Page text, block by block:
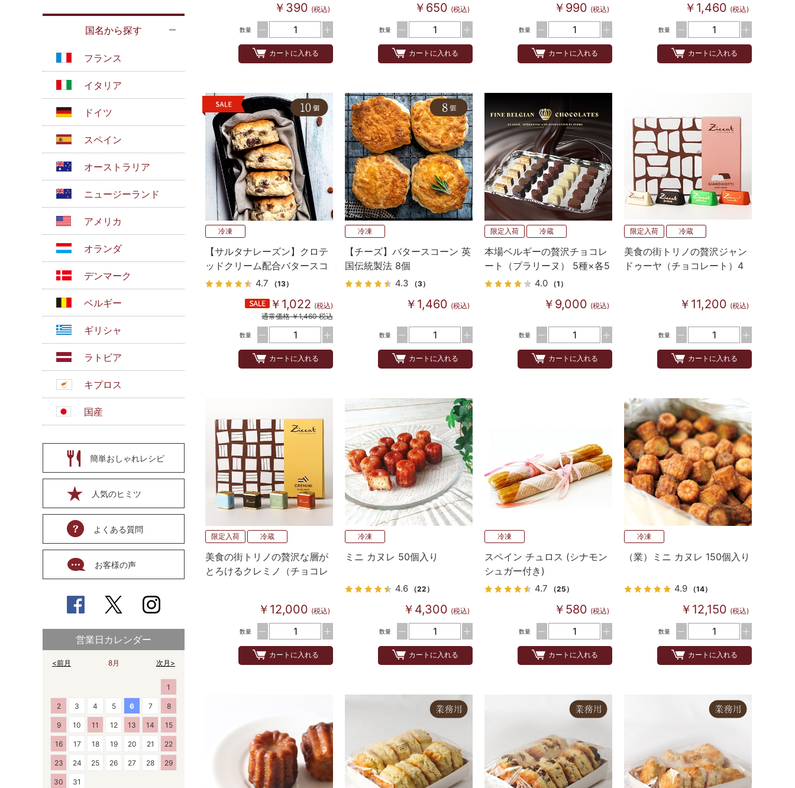
国名から探す
フランス
イタリア
ドイツ
スペイン
オーストラリア
ニュージーランド
アメリカ
オランダ
デンマーク
ベルギー
ギリシャ
ラトビア
キプロス
国産
簡単おしゃれレシピ
人気のヒミツ
よくある質問
お客様の声
営業日カレンダー
8月
<前月 次月>
1
2 3 4 5 6 7 8
9 10 11 12 13 14 15
16 17 18 19 20 21 22
23 24 25 26 27 28 29
30 31
￥390 (税込)
数量
カートに入れる
￥650 (税込)
数量
カートに入れる
￥990 (税込)
数量
カートに入れる
￥1,460 (税込)
数量
カートに入れる
冷凍
【サルタナレーズン】クロテ
ッドクリーム配合バタースコ
ーン 英国伝統の味 10個
4.7 （13）
￥1,022 (税込)
通常価格 ￥1,460 税込
数量
カートに入れる
冷凍
【チーズ】バタースコーン 英
国伝統製法 8個
4.3 （3）
￥1,460 (税込)
数量
カートに入れる
限定入荷 冷蔵
本場ベルギーの贅沢チョコレ
ート（プラリーヌ） 5種×各5
個
4.0 （1）
￥9,000 (税込)
数量
カートに入れる
限定入荷 冷蔵
美食の街トリノの贅沢ジャン
ドゥーヤ（チョコレート）4
￥11,200 (税込)
数量
カートに入れる
限定入荷 冷蔵
美食の街トリノの贅沢な層が
とろけるクレミノ（チョコレ
￥12,000 (税込)
数量
カートに入れる
冷凍
ミニ カヌレ 50個入り
4.6 （22）
￥4,300 (税込)
数量
カートに入れる
冷凍
スペイン チュロス (シナモン
シュガー付き)
4.7 （25）
￥580 (税込)
数量
カートに入れる
冷凍
（業）ミニ カヌレ 150個入り
4.9 （14）
￥12,150 (税込)
数量
カートに入れる